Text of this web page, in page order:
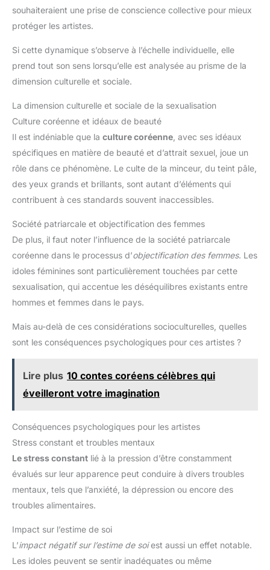
souhaiteraient une prise de conscience collective pour mieux
protéger les artistes.
Si cette dynamique s’observe à l’échelle individuelle, elle
prend tout son sens lorsqu’elle est analysée au prisme de la
dimension culturelle et sociale.
La dimension culturelle et sociale de la sexualisation
Culture coréenne et idéaux de beauté
Il est indéniable que la culture coréenne , avec ses idéaux
spécifiques en matière de beauté et d’attrait sexuel, joue un
rôle dans ce phénomène. Le culte de la minceur, du teint pâle,
des yeux grands et brillants, sont autant d’éléments qui
contribuent à ces standards souvent inaccessibles.
Société patriarcale et objectification des femmes
De plus, il faut noter l’influence de la société patriarcale
coréenne dans le processus d’objectification des femmes. Les
idoles féminines sont particulièrement touchées par cette
sexualisation, qui accentue les déséquilibres existants entre
hommes et femmes dans le pays.
Mais au-delà de ces considérations socioculturelles, quelles
sont les conséquences psychologiques pour ces artistes ?
Lire plus 10 contes coréens célèbres qui
éveilleront votre imagination
Conséquences psychologiques pour les artistes
Stress constant et troubles mentaux
Le stress constant lié à la pression d’être constamment
évalués sur leur apparence peut conduire à divers troubles
mentaux, tels que l’anxiété, la dépression ou encore des
troubles alimentaires.
Impact sur l’estime de soi
L’impact négatif sur l’estime de soiest aussi un effet notable.
Les idoles peuvent se sentir inadéquates ou même